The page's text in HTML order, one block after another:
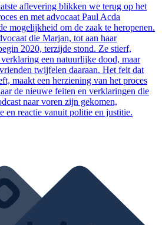
aflevering blikken we terug op het
en met advocaat Paul Acda
mogelijkheid om de zaak te heropenen.
die Marjan, tot aan haar
2020, terzijde stond. Ze stierf,
een natuurlijke dood, maar
twijfelen daaraan. Het feit dat
maakt een herziening van het proces
de nieuwe feiten en verklaringen die
naar voren zijn gekomen,
en reactie vanuit politie en justitie.